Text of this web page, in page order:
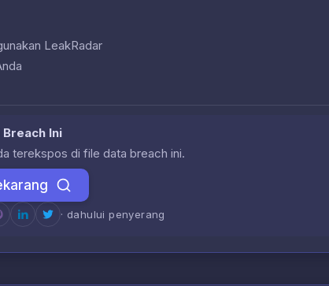
LeakRadar
Breach Ini
terekspos di file data breach ini.
· dahului penyerang